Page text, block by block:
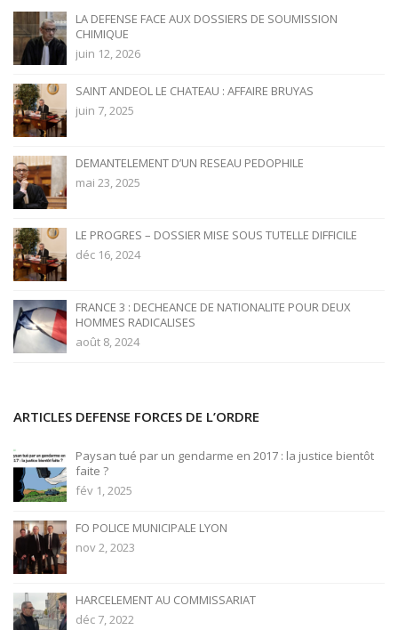
LA DEFENSE FACE AUX DOSSIERS DE SOUMISSION
CHIMIQUE
juin 12, 2026
SAINT ANDEOL LE CHATEAU : AFFAIRE BRUYAS
juin 7, 2025
DEMANTELEMENT D’UN RESEAU PEDOPHILE
mai 23, 2025
LE PROGRES – DOSSIER MISE SOUS TUTELLE DIFFICILE
déc 16, 2024
FRANCE 3 : DECHEANCE DE NATIONALITE POUR DEUX
HOMMES RADICALISES
août 8, 2024
ARTICLES DEFENSE FORCES DE L’ORDRE
Paysan tué par un gendarme en 2017 : la justice bientôt
faite ?
fév 1, 2025
FO POLICE MUNICIPALE LYON
nov 2, 2023
HARCELEMENT AU COMMISSARIAT
déc 7, 2022